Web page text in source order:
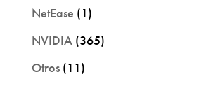
NetEase (1)
NVIDIA(365)
Otros(11)